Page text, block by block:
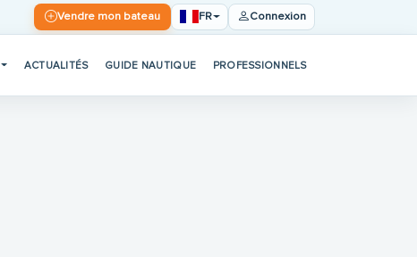
Vendre mon bateau FR Connexion
ACTUALITÉS GUIDE NAUTIQUE PROFESSIONNELS